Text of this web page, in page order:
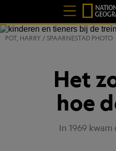
POT, HARRY / SPAARNESTAD PHOTO
Het
hoe
In 1969